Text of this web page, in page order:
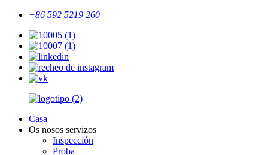
+86 592 5219 260
Casa
Os nosos servizos
Inspección
Proba